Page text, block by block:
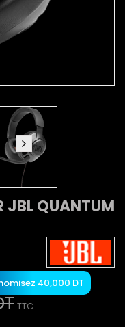
JBL QUANTUM
40,000 DT
TTC